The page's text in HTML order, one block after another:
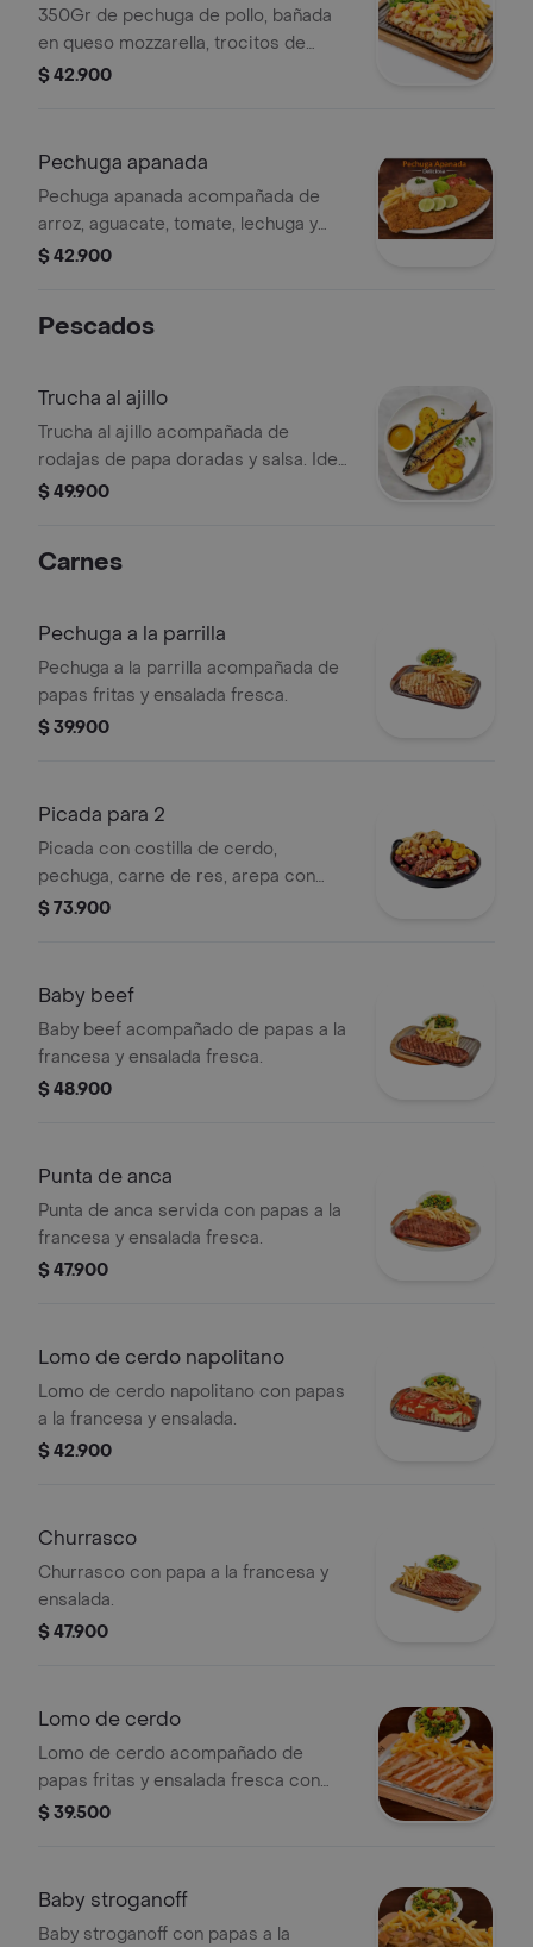
350Gr de pechuga de pollo, bañada
en queso mozzarella, trocitos de
Jamón y piña. Acompañada de papa
$ 42.900
Pechuga apanada
Pechuga apanada acompañada de
arroz, aguacate, tomate, lechuga y
papas a la francesa. Incluye rodajas
$ 42.900
Pescados
Trucha al ajillo
Trucha al ajillo acompañada de
rodajas de papa doradas y salsa. Ideal
para los amantes del ajo.
$ 49.900
Carnes
Pechuga a la parrilla
Pechuga a la parrilla acompañada de
papas fritas y ensalada fresca.
$ 39.900
Picada para 2
Picada con costilla de cerdo,
pechuga, carne de res, arepa con
queso, chorizo, papa criolla,
$ 73.900
Baby beef
Baby beef acompañado de papas a la
francesa y ensalada fresca.
$ 48.900
Punta de anca
Punta de anca servida con papas a la
francesa y ensalada fresca.
$ 47.900
Lomo de cerdo napolitano
Lomo de cerdo napolitano con papas
a la francesa y ensalada.
$ 42.900
Churrasco
Churrasco con papa a la francesa y
ensalada.
$ 47.900
Lomo de cerdo
Lomo de cerdo acompañado de
papas fritas y ensalada fresca con
lechuga, tomate y aguacate.
$ 39.500
Baby stroganoff
Baby stroganoff con papas a la